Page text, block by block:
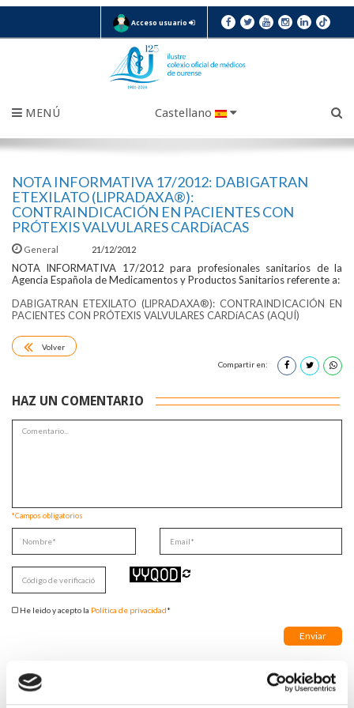
Acceso usuario
MENÚ Castellano
NOTA INFORMATIVA 17/2012: DABIGATRAN
ETEXILATO (LlPRADAXA®):
CONTRAINDICACIÓN EN PACIENTES CON
PRÓTEXIS VALVULARES CARDíACAS
General 21/12/2012
NOTA INFORMATIVA 17/2012 para profesionales sanitarios de la
Agencia Española de Medicamentos y Productos Sanitarios referente a:
DABIGATRAN ETEXILATO (LlPRADAXA®): CONTRAINDICACIÓN EN
PACIENTES CON PRÓTEXIS VALVULARES CARDíACAS (AQUÍ)
Volver
Compartir en:
HAZ UN COMENTARIO
*Campos obligatorios
He leido y acepto la Política de privacidad*
DESTACADAS